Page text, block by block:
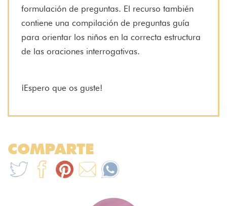
formulación de preguntas. El recurso también
contiene una compilación de preguntas guía
para orientar los niños en la correcta estructura
de las oraciones interrogativas.
¡Espero que os guste!
COMPARTE